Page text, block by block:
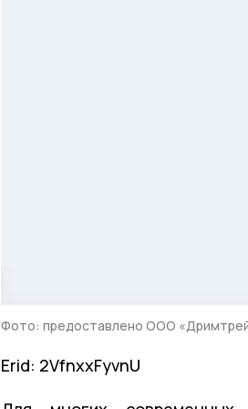
Фото: предоставлено ООО
Erid: 2VfnxxFyvnU